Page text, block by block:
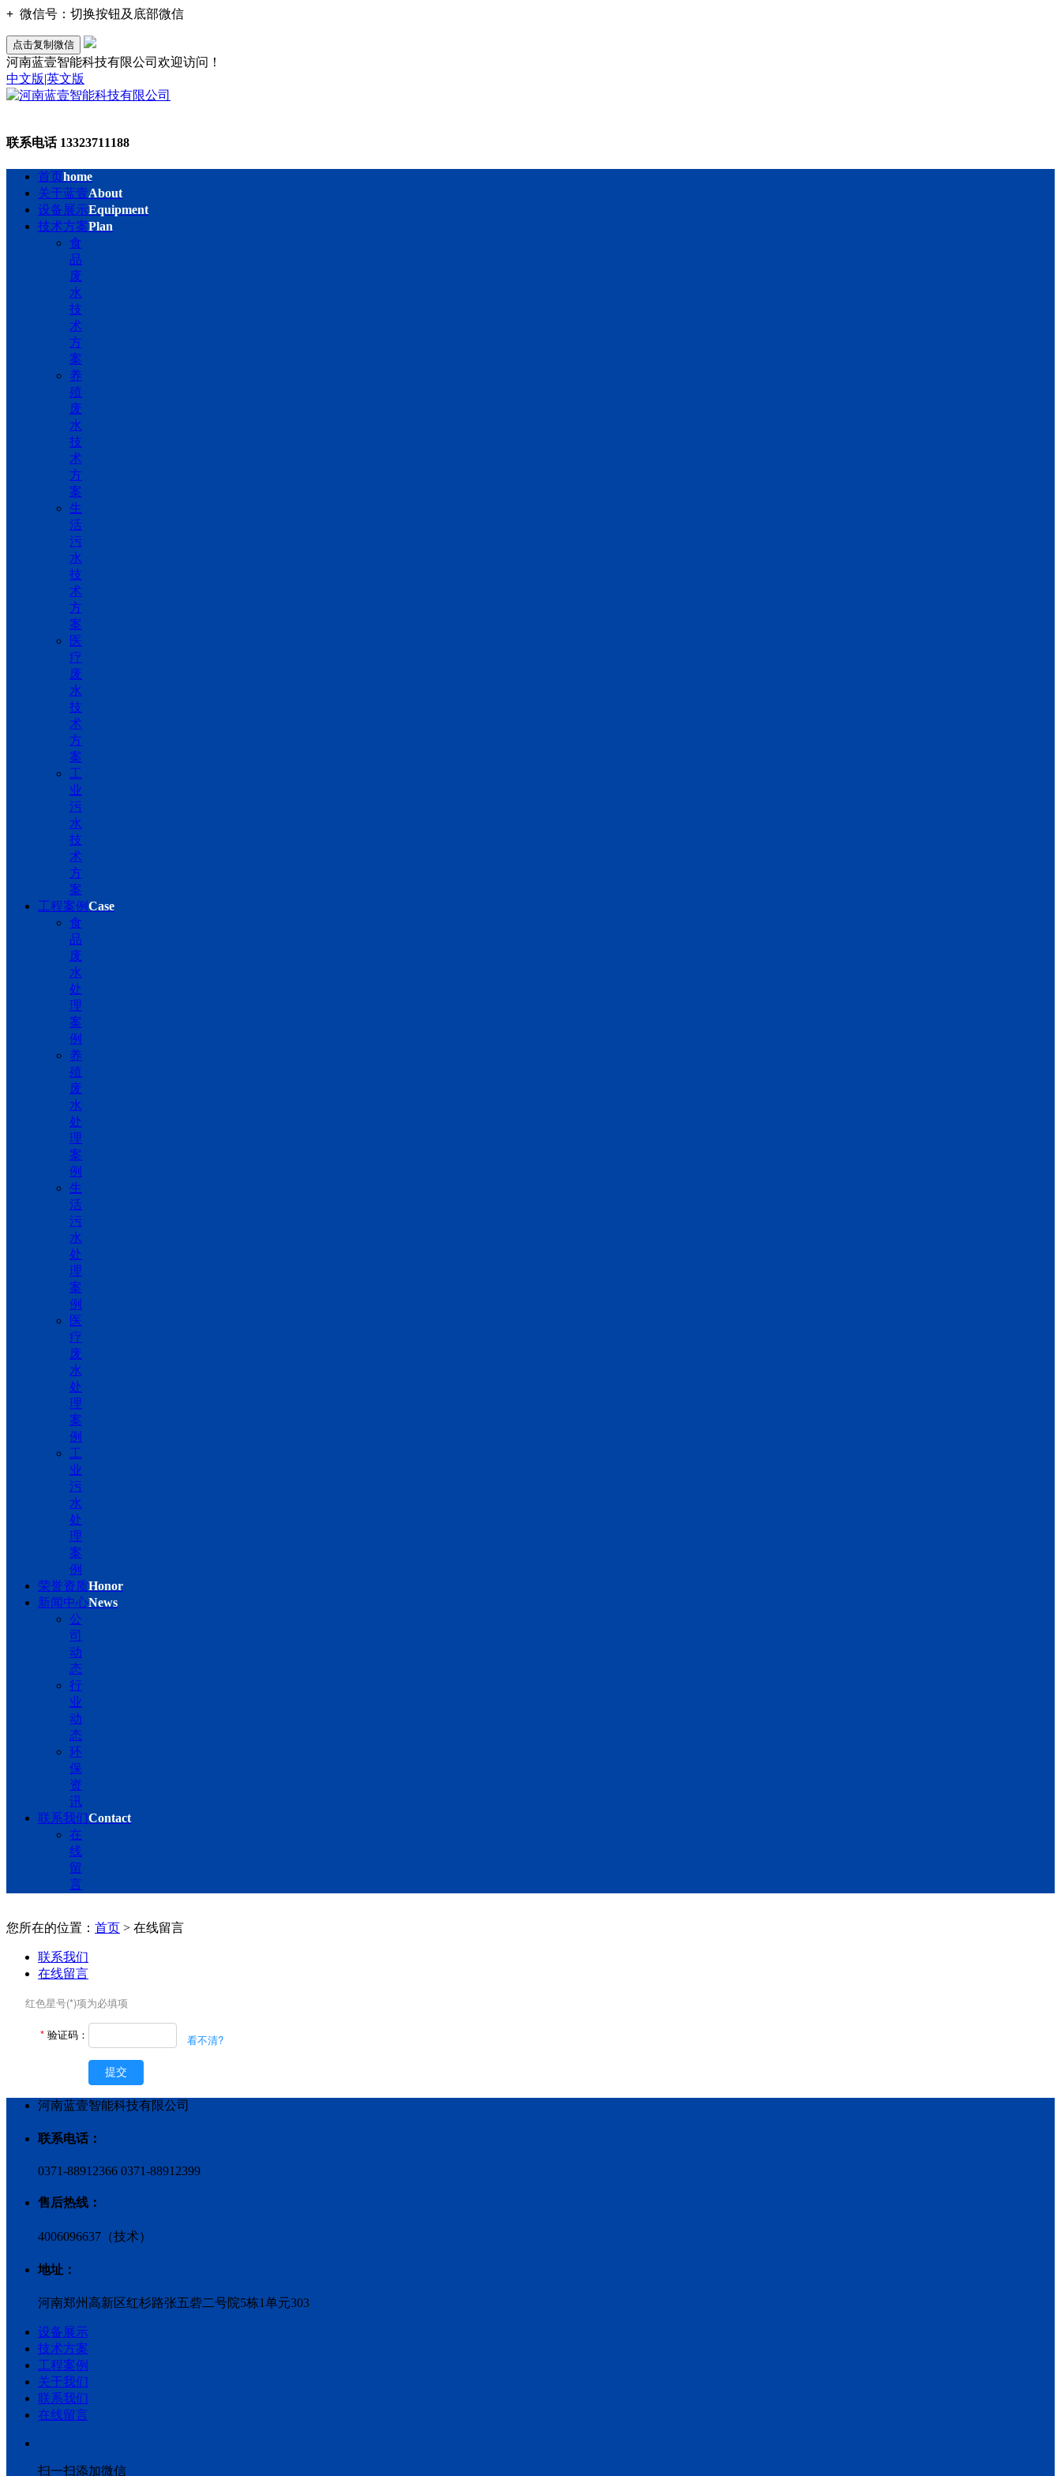
+ 微信号： 切换按钮及底部微信
点击复制微信
河南蓝壹智能科技有限公司欢迎访问！
中文版|英文版
联系电话 13323711188
首页home
关于蓝壹About
设备展示Equipment
技术方案Plan
食
品
废
水
技
术
方
案
养
殖
废
水
技
术
方
案
生
活
污
水
技
术
方
案
医
疗
废
水
技
术
方
案
工
业
污
水
技
术
方
案
工程案例 Case
食
品
废
水
处
理
案
例
养
殖
废
水
处
理
案
例
生
活
污
水
处
理
案
例
医
疗
废
水
处
理
案
例
工
业
污
水
处
理
案
例
荣誉资质Honor
新闻中心News
公
司
动
态
行
业
动
态
环
保
资
讯
联系我们Contact
在
线
留
言
您所在的位置： 首页 > 在线留言
联系我们
在线留言
红色星号(*)项为必填项
* 验证码： 看不清?
提交
河南蓝壹智能科技有限公司
联系电话：
0371-88912366 0371-88912399
售后热线：
4006096637（技术）
地址：
河南郑州高新区红杉路张五砦二号院5栋1单元303
设备展示
技术方案
工程案例
关于我们
联系我们
在线留言
扫一扫添加微信